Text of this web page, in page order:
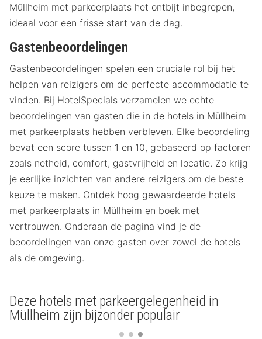
Müllheim met parkeerplaats het ontbijt inbegrepen,
ideaal voor een frisse start van de dag.
Gastenbeoordelingen
Gastenbeoordelingen spelen een cruciale rol bij het
helpen van reizigers om de perfecte accommodatie te
vinden. Bij HotelSpecials verzamelen we echte
beoordelingen van gasten die in de hotels in Müllheim
met parkeerplaats hebben verbleven. Elke beoordeling
bevat een score tussen 1 en 10, gebaseerd op factoren
zoals netheid, comfort, gastvrijheid en locatie. Zo krijg
je eerlijke inzichten van andere reizigers om de beste
keuze te maken. Ontdek hoog gewaardeerde hotels
met parkeerplaats in Müllheim en boek met
vertrouwen. Onderaan de pagina vind je de
beoordelingen van onze gasten over zowel de hotels
als de omgeving.
Deze hotels met parkeergelegenheid in
Müllheim zijn bijzonder populair